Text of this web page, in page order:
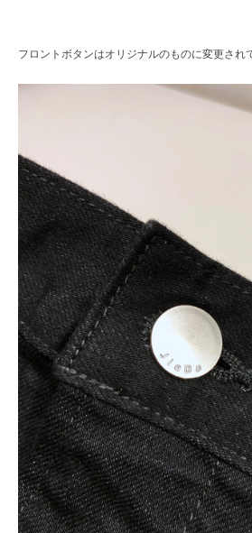
フロントボタンはオリジナルのものに変更され